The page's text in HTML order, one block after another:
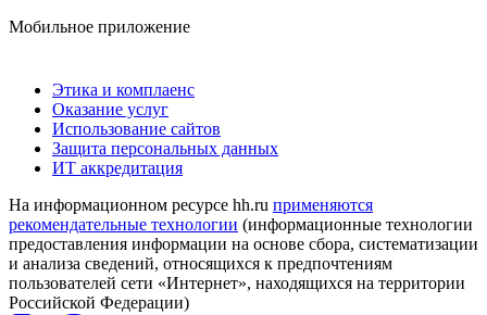
Мобильное приложение
Этика и комплаенс
Оказание услуг
Использование сайтов
Защита персональных данных
ИТ аккредитация
На информационном ресурсе hh.ru применяются
рекомендательные технологии (информационные технологии
предоставления информации на основе сбора, систематизации
и анализа сведений, относящихся к предпочтениям
пользователей сети «Интернет», находящихся на территории
Российской Федерации)